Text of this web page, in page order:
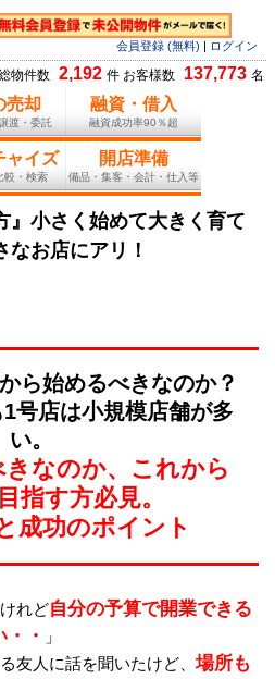
会員登録 (無料) | ログイン
物件数 2,192 件 お客様数 137,773 名
売却
渡・委託
融資・借入
融資成功率90％超
ャイズ
較・検索
開店準備
備品・集客・会計・仕入等
』小さく始めて大きく育て
なお店にアリ！
ら始めるべきなのか？
号店は小規模店舗が多
い。
なのか、これから
指す方必見。
成功のポイント
れど自分の予算で開業できる
・
」
友人に話を聞いたけど、 場所も